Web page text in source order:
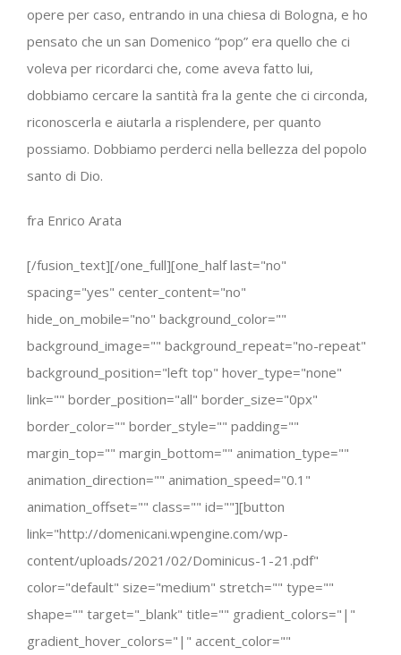
opere per caso, entrando in una chiesa di Bologna, e ho
pensato che un san Domenico “pop” era quello che ci
voleva per ricordarci che, come aveva fatto lui,
dobbiamo cercare la santità fra la gente che ci circonda,
riconoscerla e aiutarla a risplendere, per quanto
possiamo. Dobbiamo perderci nella bellezza del popolo
santo di Dio.
fra Enrico Arata
[/fusion_text][/one_full][one_half last="no"
spacing="yes" center_content="no"
hide_on_mobile="no" background_color=""
background_image="" background_repeat="no-repeat"
background_position="left top" hover_type="none"
link="" border_position="all" border_size="0px"
border_color="" border_style="" padding=""
margin_top="" margin_bottom="" animation_type=""
animation_direction="" animation_speed="0.1"
animation_offset="" class="" id=""][button
link="http://domenicani.wpengine.com/wp-
content/uploads/2021/02/Dominicus-1-21.pdf"
color="default" size="medium" stretch="" type=""
shape="" target="_blank" title="" gradient_colors="|"
gradient_hover_colors="|" accent_color=""